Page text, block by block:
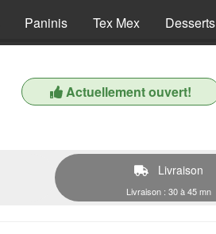
Paninis Tex Mex Desserts
Actuellement ouvert!
Livraison
Livraison : 30 à 45 mn